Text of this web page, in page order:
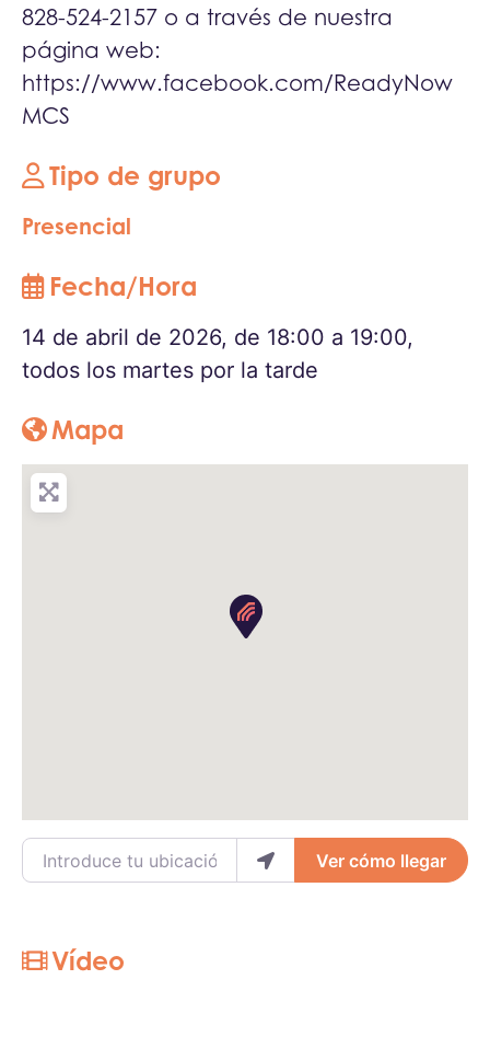
828-524-2157 o a través de nuestra
página web:
https://www.facebook.com/ReadyNow
MCS
Tipo de grupo
Presencial
Fecha/Hora
14 de abril de 2026, de 18:00 a 19:00,
todos los martes por la tarde
Mapa
Introduce tu ubicación Ver cómo llegar
Vídeo